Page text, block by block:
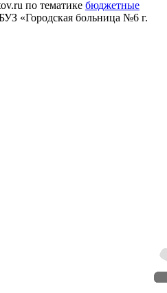
по тематике бюджетные
«Городская больница №6 г.